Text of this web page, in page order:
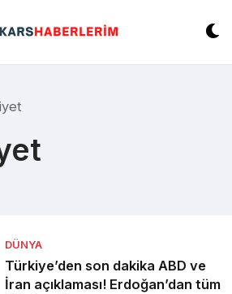
DÜNYA
Türkiye’den son dakika ABD ve
İran açıklaması! Erdoğan’dan tüm